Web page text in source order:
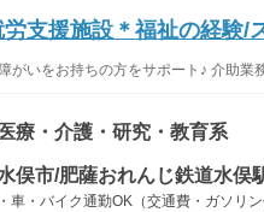
支援施設＊福祉の経験/
がいをお持ちの方をサポート♪ 介助
療・介護・研究・教育系
俣市/肥薩おれんじ鉄道水俣
車・バイク通勤OK（交通費・ガソリン